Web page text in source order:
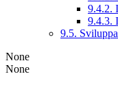
9.4.2.
9.4.3.
9.5.
None
None